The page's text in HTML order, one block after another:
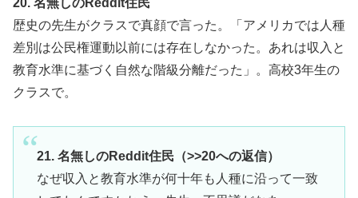
歴史の先生がクラスで真顔で言った。「アメリカでは人種
差別は公民権運動以前には存在しなかった。あれは収入と
教育水準に基づく自然な階級分離だった」。高校3年生の
クラスで。
21. 名無しのReddit住民（>>20への返信）
なぜ収入と教育水準が何十年も人種に沿って一致